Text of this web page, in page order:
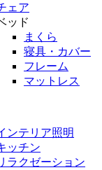
ェア
ッド
まくら
寝具・カバー
フレーム
マットレス
ンテリア照明
ッチン
ラクゼーション